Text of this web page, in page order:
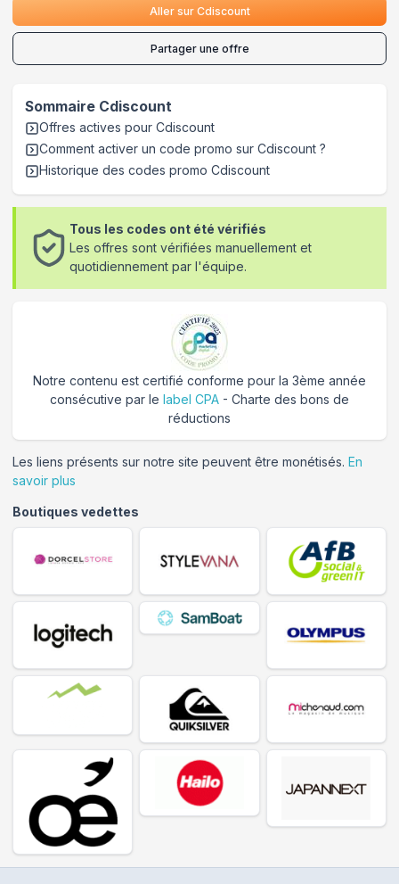
Aller sur Cdiscount
Partager une offre
Sommaire Cdiscount
Offres actives pour Cdiscount
Comment activer un code promo sur Cdiscount ?
Historique des codes promo Cdiscount
Tous les codes ont été vérifiés
Les offres sont vérifiées manuellement et
quotidiennement par l'équipe.
Notre contenu est certifié conforme pour la 3ème année
consécutive par le label CPA - Charte des bons de
réductions
Les liens présents sur notre site peuvent être monétisés. En
savoir plus
Boutiques vedettes